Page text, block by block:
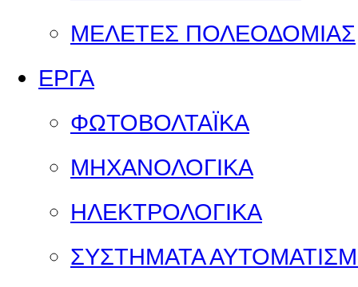
ΜΕΛΕΤΕΣ ΠΟΛΕΟΔΟΜΙΑΣ
ΕΡΓΑ
ΦΩΤΟΒΟΛΤΑΪΚΑ
ΜΗΧΑΝΟΛΟΓΙΚΑ
ΗΛΕΚΤΡΟΛΟΓΙΚΑ
ΣΥΣΤΗΜΑΤΑ